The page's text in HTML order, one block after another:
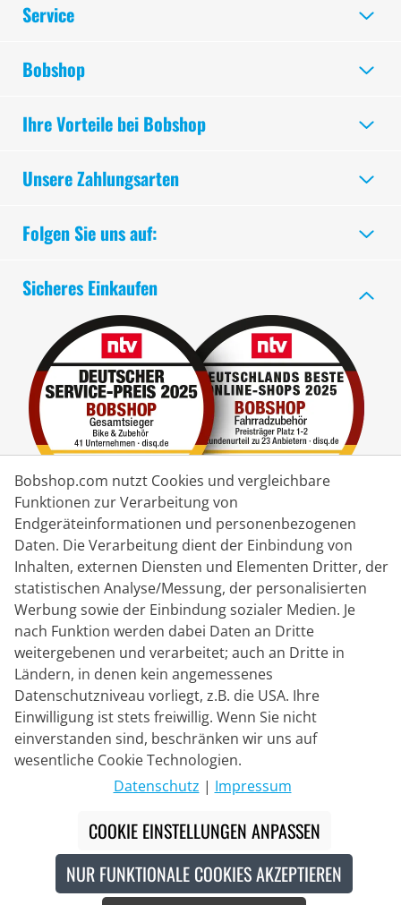
Service
Bobshop
Ihre Vorteile bei Bobshop
Unsere Zahlungsarten
Kontakt
Livechat
Mo - Fr: 8:30 bis 16:00 (MEZ)
Whatsapp
Rückruf
Kontaktformular
Folgen Sie uns auf:
Sicheres Einkaufen
Lieferpartner
Die durchgestrichenen Preise entsprechen unseren
Markteinführungspreisen der aktuellen Saison.
© 2026 Bike o' bello Radsportversand GmbH & Co.KG
Bobshop.com nutzt Cookies und vergleichbare
Funktionen zur Verarbeitung von
Endgeräteinformationen und personenbezogenen
Daten. Die Verarbeitung dient der Einbindung von
Inhalten, externen Diensten und Elementen Dritter, der
statistischen Analyse/Messung, der personalisierten
Werbung sowie der Einbindung sozialer Medien. Je
nach Funktion werden dabei Daten an Dritte
weitergebenen und verarbeitet; auch an Dritte in
Ländern, in denen kein angemessenes
Datenschutzniveau vorliegt, z.B. die USA. Ihre
Einwilligung ist stets freiwillig. Wenn Sie nicht
einverstanden sind, beschränken wir uns auf
wesentliche Cookie Technologien.
Datenschutz | Impressum
COOKIE EINSTELLUNGEN ANPASSEN
NUR FUNKTIONALE COOKIES AKZEPTIEREN